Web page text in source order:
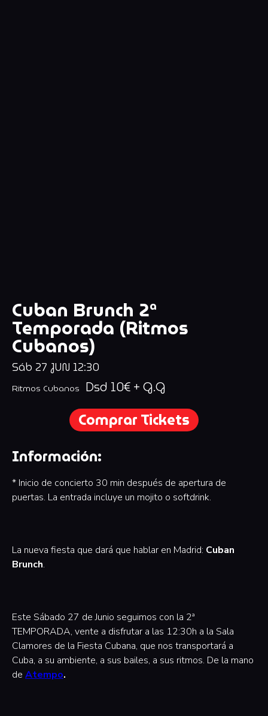
Cuban Brunch 2ª
Temporada (Ritmos
Cubanos)
Sáb 27 JUN 12:30
Ritmos Cubanos Dsd 10€ + G.G
Comprar Tickets
Información:
* Inicio de concierto 30 min después de apertura de
puertas. La entrada incluye un mojito o softdrink.
La nueva fiesta que dará que hablar en Madrid: Cuban
Brunch.
Este Sábado 27 de Junio seguimos con la 2ª
TEMPORADA, vente a disfrutar a las 12:30h a la Sala
Clamores de la Fiesta Cubana, que nos transportará a
Cuba, a su ambiente, a sus bailes, a sus ritmos. De la mano
de Atempo.